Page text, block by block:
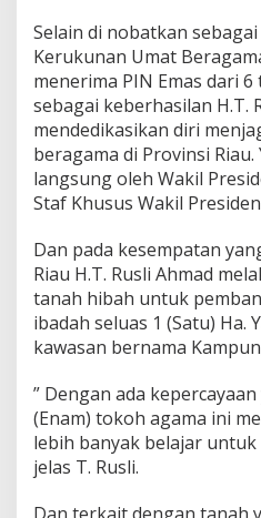
Selain di nobatkan
Kerukunan Umat
menerima PIN Emas dari
sebagai keberhasilan H.T.
mendedikasikan diri
beragama di Provinsi
langsung oleh Wakil
Staf Khusus Wakil
Dan pada kesempatan
Riau H.T. Rusli Ahmad
tanah hibah untuk
ibadah seluas 1 (Satu) Ha.
kawasan bernama
” Dengan ada
(Enam) tokoh agama ini
lebih banyak belajar
jelas T. Rusli.